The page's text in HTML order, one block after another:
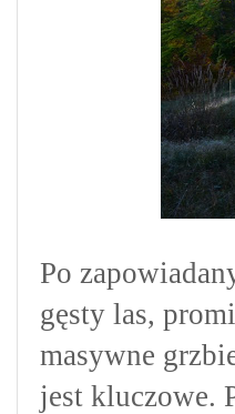
Po
gęsty las,
masywne
jest kluczowe.